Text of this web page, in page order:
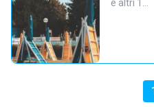
e altri 1…